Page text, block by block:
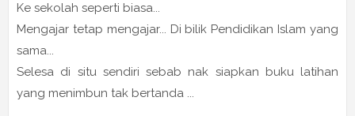
Ke sekolah seperti biasa...
Mengajar tetap mengajar... Di bilik Pendidikan Islam yang
sama...
Selesa di situ sendiri sebab nak siapkan buku latihan
yang menimbun tak bertanda ...